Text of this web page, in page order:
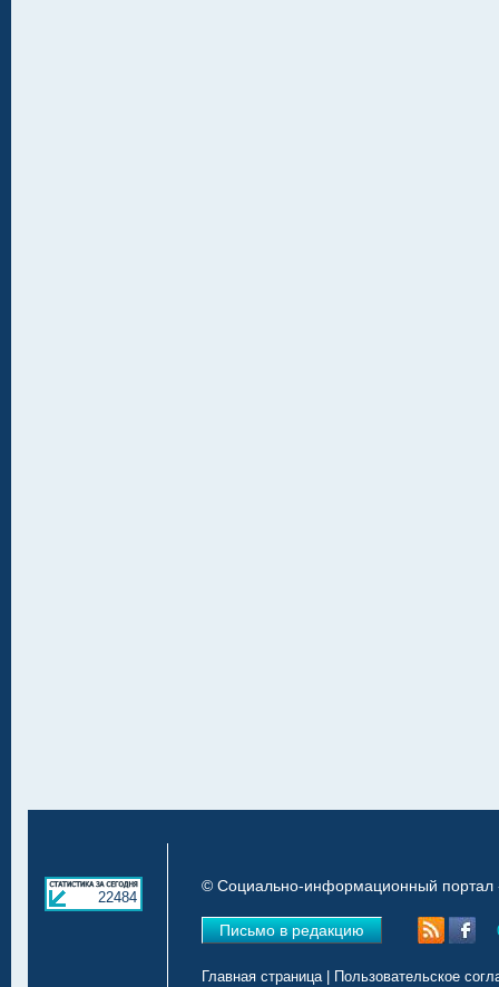
22484
© Социально-информационный портал
Письмо в редакцию
Главная страница| Пользовательское